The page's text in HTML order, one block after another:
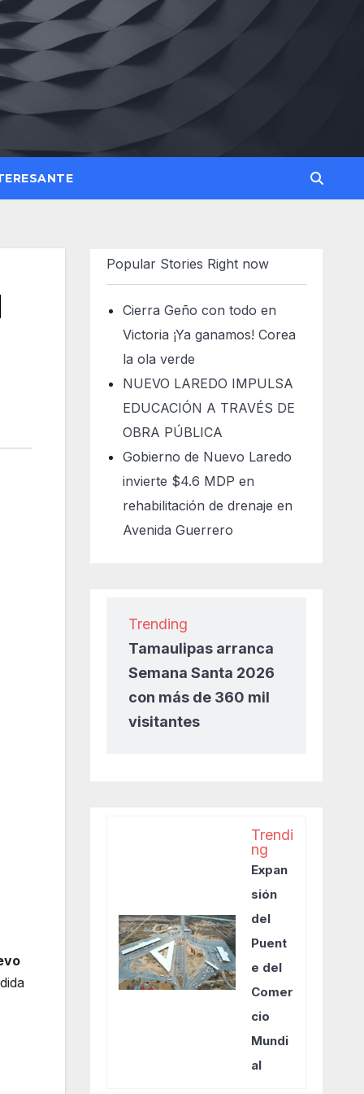
Popular Stories Right now
Cierra Geño con todo en
Victoria ¡Ya ganamos! Corea
la ola verde
NUEVO LAREDO IMPULSA
EDUCACIÓN A TRAVÉS DE
OBRA PÚBLICA
Gobierno de Nuevo Laredo
invierte $4.6 MDP en
rehabilitación de drenaje en
Avenida Guerrero
Trending
Tamaulipas arranca
Semana Santa 2026
con más de 360 mil
visitantes
Trendi
ng
Expan
sión
del
Puent
e del
Comer
cio
Mundi
al